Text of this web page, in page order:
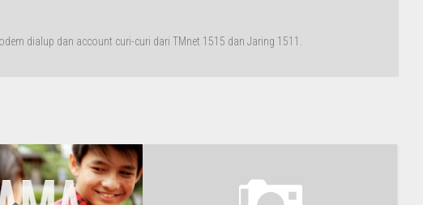
dialup dan account curi-curi dari TMnet 1515 dan Jaring 1511.